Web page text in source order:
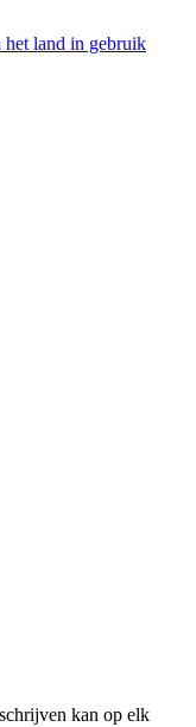
het land in gebruik
kan op elk